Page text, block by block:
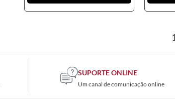
SUPORTE ONLINE
Um canal de comunicação online